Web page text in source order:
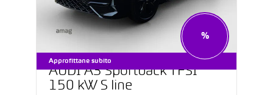
Approfittane subito
%
AUDI A3 Sportback TFSI
150 kW S line